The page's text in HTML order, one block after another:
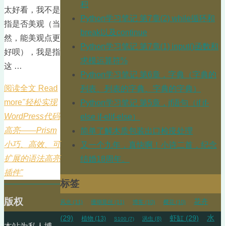
太好看，我不是
指是否美观（当
然，能美观点更
好呗），我是指
这 …
阅读全文 Read
more"轻松实现
WordPress代码
高亮——Prism
小巧、高效、可
扩展的语法高亮
插件"
积
Python学习笔记 第7章(2) while循环和
break以及continue
Python学习笔记 第7章(1) input()函数和
求模运算符%
Python学习笔记 第6章，字典（字典的
列表、列表的字典、字典的字典）
Python学习笔记 第5章，jf语句（if if-
else if-elif-else）
简单了解木质包装出口检疫处理
又一个九年，真快啊！小诗二首，纪念
结婚18周年。
标签
风光 (11) 珊瑚莫丝 (11) 博客 (10) 樱花 (10) 花卉
(29) 植物 (13) S100 (7) 涡虫 (8) 虾缸 (29) 水
版权